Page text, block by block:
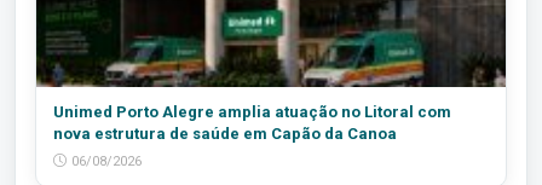
Unimed Porto Alegre amplia atuação no Litoral com
nova estrutura de saúde em Capão da Canoa
06/08/2026